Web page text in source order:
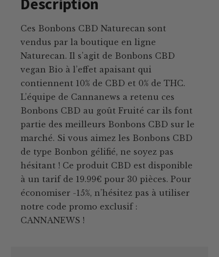
Ces Bonbons CBD Naturecan sont
vendus par la boutique en ligne
Naturecan. Il s’agit de Bonbons CBD
vegan Bio à l’effet apaisant qui
contiennent 10% de CBD et 0% de THC.
L’équipe de Cannanews a retenu ces
Bonbons CBD au goût Fruité car ils font
partie des meilleurs Bonbons CBD sur le
marché. Si vous aimez les Bonbons CBD
de type Bonbon gélifié, ne soyez pas
hésitant ! Ce produit CBD est disponible
à un tarif de 19.99€ pour 30 pièces. Pour
économiser -15%, n’hésitez pas à utiliser
notre code promo exclusif :
CANNANEWS !